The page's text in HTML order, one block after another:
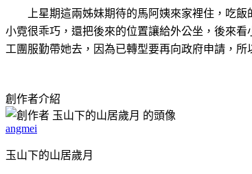
上星期這兩姊妹期待的馬阿姨來家裡住，吃
小霓很乖巧，還把後來的位置讓給外公坐，後來
工團服勤帶她去，因為已轉型要再向政府申請，
創作者介紹
angmei
玉山下的山居歲月